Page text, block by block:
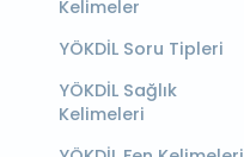
Kelimeler
YÖKDİL Soru Tipleri
YÖKDİL Sağlık
Kelimeleri